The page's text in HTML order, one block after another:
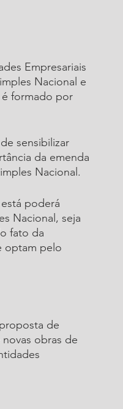
Empresariais
Nacional e
é formado por
sensibilizar
da emenda
Nacional.
poderá
Nacional, seja
fato da
optam pelo
de
obras de